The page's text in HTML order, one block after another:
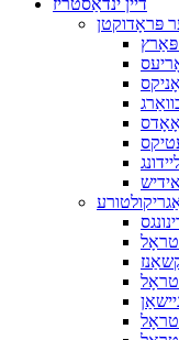
דיין ינדאַסטריז
פּראָדוקטן
אידיש